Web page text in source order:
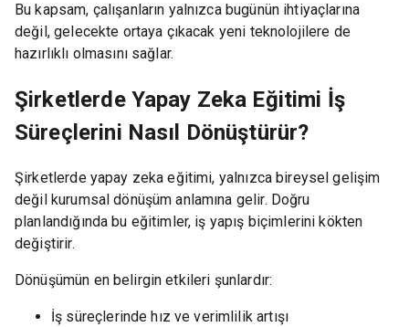
Bu kapsam, çalışanların yalnızca bugünün ihtiyaçlarına
değil, gelecekte ortaya çıkacak yeni teknolojilere de
hazırlıklı olmasını sağlar.
Şirketlerde Yapay Zeka Eğitimi İş
Süreçlerini Nasıl Dönüştürür?
Şirketlerde yapay zeka eğitimi, yalnızca bireysel gelişim
değil kurumsal dönüşüm anlamına gelir. Doğru
planlandığında bu eğitimler, iş yapış biçimlerini kökten
değiştirir.
Dönüşümün en belirgin etkileri şunlardır:
İş süreçlerinde hız ve verimlilik artışı